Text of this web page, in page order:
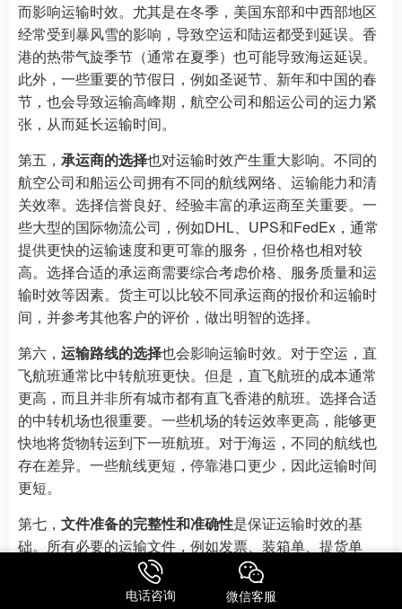
而影响运输时效。尤其是在冬季，美国东部和中西部地区
经常受到暴风雪的影响，导致空运和陆运都受到延误。香
港的热带气旋季节（通常在夏季）也可能导致海运延误。
此外，一些重要的节假日，例如圣诞节、新年和中国的春
节，也会导致运输高峰期，航空公司和船运公司的运力紧
张，从而延长运输时间。
第五， 承运商的选择也对运输时效产生重大影响。不同的
航空公司和船运公司拥有不同的航线网络、运输能力和清
关效率。选择信誉良好、经验丰富的承运商至关重要。一
些大型的国际物流公司，例如DHL、UPS和FedEx，通常
提供更快的运输速度和更可靠的服务，但价格也相对较
高。选择合适的承运商需要综合考虑价格、服务质量和运
输时效等因素。货主可以比较不同承运商的报价和运输时
间，并参考其他客户的评价，做出明智的选择。
第六， 运输路线的选择也会影响运输时效。对于空运，直
飞航班通常比中转航班更快。但是，直飞航班的成本通常
更高，而且并非所有城市都有直飞香港的航班。选择合适
的中转机场也很重要。一些机场的转运效率更高，能够更
快地将货物转运到下一班航班。对于海运，不同的航线也
存在差异。一些航线更短，停靠港口更少，因此运输时间
更短。
第七， 文件准备的完整性和准确性是保证运输时效的基
础。所有必要的运输文件，例如发票、装箱单、提货单
（海运）或空运单（空运）等，都需要准确无误地填写，
并及时提交给承运商和海关。如果文件存在错误或遗漏，
电话咨询 微信客服